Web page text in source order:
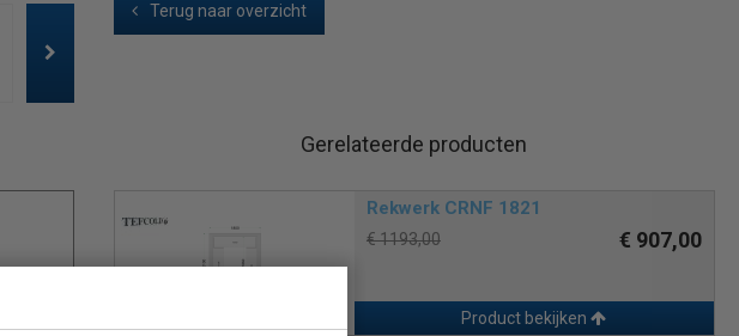
Terug naar overzicht
Gerelateerde producten
Rekwerk CRNF 1821
€ 1193,00 € 907,00
Product bekijken